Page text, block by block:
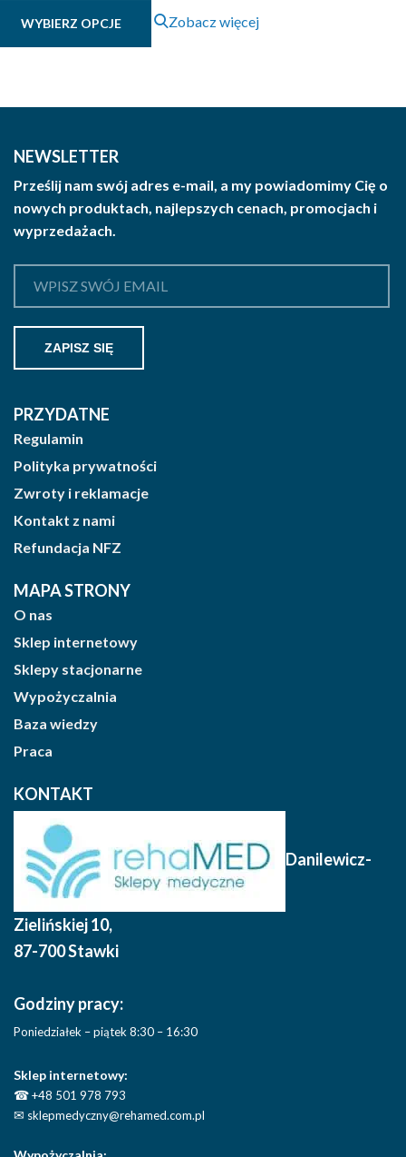
50.29 zł
WYBIERZ OPCJE
Ten
produkt
na
stronie
Zobacz więcej
NEWSLETTER
Prześlij nam swój adres e-mail, a my powiadomimy Cię o
nowych produktach, najlepszych cenach, promocjach i
wyprzedażach.
PRZYDATNE
Regulamin
Polityka prywatności
Zwroty i reklamacje
Kontakt z nami
Refundacja NFZ
MAPA STRONY
O nas
Sklep internetowy
Sklepy stacjonarne
Wypożyczalnia
Baza wiedzy
Praca
KONTAKT
Danilewicz-
Zielińskiej 10,
87-700 Stawki
Godziny pracy:
Poniedziałek – piątek 8:30 – 16:30
Sklep internetowy:
☎+48 501 978 793
✉ sklepmedyczny@rehamed.com.pl